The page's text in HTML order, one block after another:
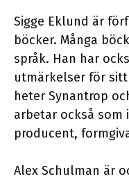
Sigge Eklund är
böcker. Många
språk. Han har
utmärkelser för
heter Synantrop
arbetar också
producent,
Alex Schulman är